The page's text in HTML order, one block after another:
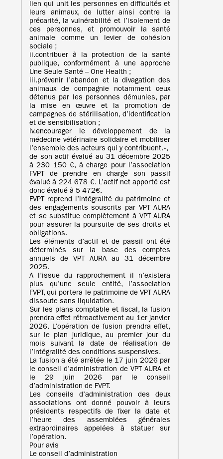
lien qui unit les personnes en difficultés et
leurs animaux, de lutter ainsi contre la
précarité, la vulnérabilité et l’isolement de
ces personnes, et promouvoir la santé
animale comme un levier de cohésion
sociale ;
ii.contribuer à la protection de la santé
publique, conformément à une approche
Une Seule Santé – One Health ;
iii.prévenir l’abandon et la divagation des
animaux de compagnie notamment ceux
détenus par les personnes démunies, par
la mise en œuvre et la promotion de
campagnes de stérilisation, d’identification
et de sensibilisation ;
iv.encourager le développement de la
médecine vétérinaire solidaire et mobiliser
l’ensemble des acteurs qui y contribuent.»,
de son actif évalué au 31 décembre 2025
à 230 150 €, à charge pour l’association
FVPT de prendre en charge son passif
évalué à 224 678 €. L’actif net apporté est
donc évalué à 5 472€.
FVPT reprend l’intégralité du patrimoine et
des engagements souscrits par VPT AURA
et se substitue complètement à VPT AURA
pour assurer la poursuite de ses droits et
obligations.
Les éléments d’actif et de passif ont été
déterminés sur la base des comptes
annuels de VPT AURA au 31 décembre
2025.
A l’issue du rapprochement il n’existera
plus qu’une seule entité, l’association
FVPT, qui portera le patrimoine de VPT AURA
dissoute sans liquidation.
Sur les plans comptable et fiscal, la fusion
prendra effet rétroactivement au 1er janvier
2026. L’opération de fusion prendra effet,
sur le plan juridique, au premier jour du
mois suivant la date de réalisation de
l’intégralité des conditions suspensives.
La fusion a été arrêtée le 17 juin 2026 par
le conseil d’administration de VPT AURA et
le 29 juin 2026 par le conseil
d’administration de FVPT.
Les conseils d’administration des deux
associations ont donné pouvoir à leurs
présidents respectifs de fixer la date et
l’heure des assemblées générales
extraordinaires appelées à statuer sur
l’opération.
Pour avis
Le conseil d’administration